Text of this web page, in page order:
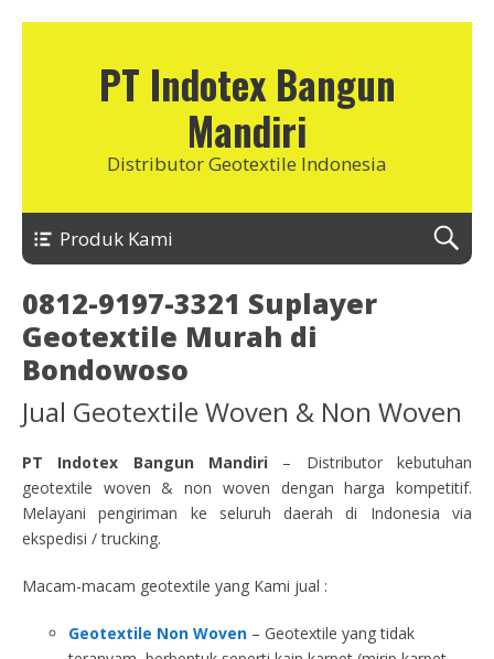
PT Indotex Bangun
Mandiri
Distributor Geotextile Indonesia
Produk Kami
0812-9197-3321 Suplayer
Geotextile Murah di
Bondowoso
Jual Geotextile Woven & Non Woven
PT Indotex Bangun Mandiri – Distributor kebutuhan
geotextile woven & non woven dengan harga kompetitif.
Melayani pengiriman ke seluruh daerah di Indonesia via
ekspedisi / trucking.
Macam-macam geotextile yang Kami jual :
Geotextile Non Woven – Geotextile yang tidak